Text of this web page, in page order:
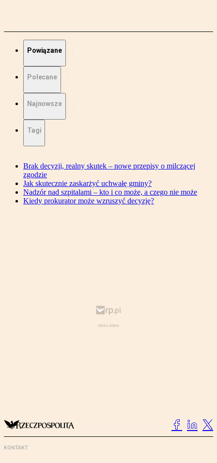
Powiązane
Polecane
Najnowsze
Tagi
Brak decyzji, realny skutek – nowe przepisy o milczącej
zgodzie
Jak skutecznie zaskarżyć uchwałę gminy?
Nadzór nad szpitalami – kto i co może, a czego nie może
Kiedy prokurator może wzruszyć decyzję?
KONTAKT